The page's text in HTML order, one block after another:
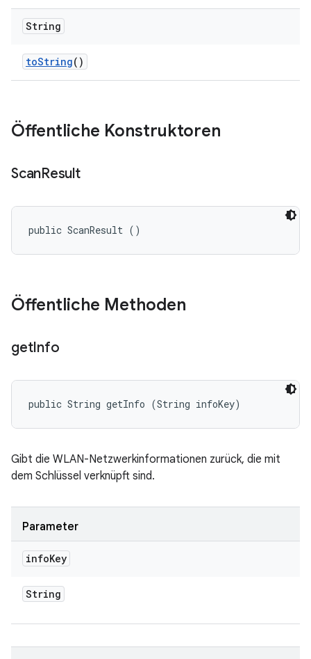
String
toString()
Öffentliche Konstruktoren
ScanResult
public ScanResult ()
Öffentliche Methoden
getInfo
public String getInfo (String infoKey)
Gibt die WLAN-Netzwerkinformationen zurück, die mit
dem Schlüssel verknüpft sind.
Parameter
infoKey
String